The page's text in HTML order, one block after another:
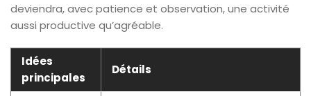
deviendra, avec patience et observation, une activité
aussi productive qu’agréable.
Idées
principales
Détails